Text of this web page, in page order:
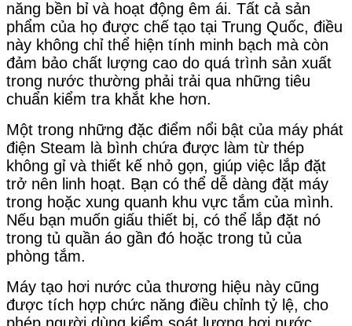
năng bền bỉ và hoạt động êm ái. Tất cả sản
phẩm của họ được chế tạo tại Trung Quốc, điều
này không chỉ thể hiện tính minh bạch mà còn
đảm bảo chất lượng cao do quá trình sản xuất
trong nước thường phải trải qua những tiêu
chuẩn kiểm tra khắt khe hơn.
Một trong những đặc điểm nổi bật của máy phát
điện Steam là bình chứa được làm từ thép
không gỉ và thiết kế nhỏ gọn, giúp việc lắp đặt
trở nên linh hoạt. Bạn có thể dễ dàng đặt máy
trong hoặc xung quanh khu vực tắm của mình.
Nếu bạn muốn giấu thiết bị, có thể lắp đặt nó
trong tủ quần áo gần đó hoặc trong tủ của
phòng tắm.
Máy tạo hơi nước của thương hiệu này cũng
được tích hợp chức năng điều chỉnh tỷ lệ, cho
phép người dùng kiểm soát lượng hơi nước